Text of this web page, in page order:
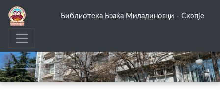
Библиотека Браќа Миладиновци - Скопје